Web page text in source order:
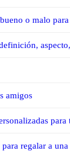
o malo
amigos
para
regalar a una